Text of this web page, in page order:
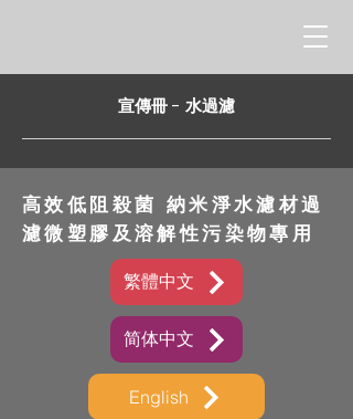
宣傳冊 - 水過濾
高效低阻殺菌 納米淨水濾材過
濾微塑膠及溶解性污染物專用
繁體中文
简体中文
English